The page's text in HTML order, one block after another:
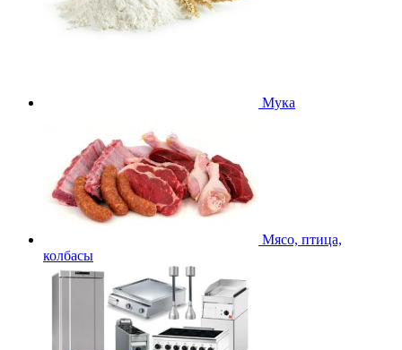
Мука
Мясо, птица,
колбасы